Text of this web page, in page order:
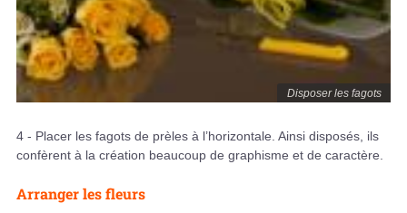
Disposer les fagots
4 - Placer les fagots de prèles à l’horizontale. Ainsi disposés, ils
confèrent à la création beaucoup de graphisme et de caractère.
Arranger les fleurs